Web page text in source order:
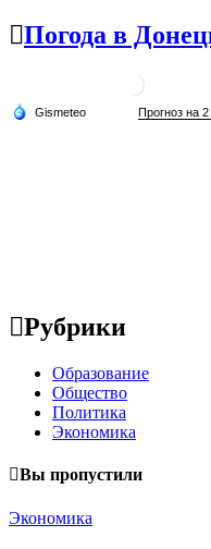
Погода в
Рубрики
Образование
Общество
Политика
Экономика
Вы пропустили
Экономика